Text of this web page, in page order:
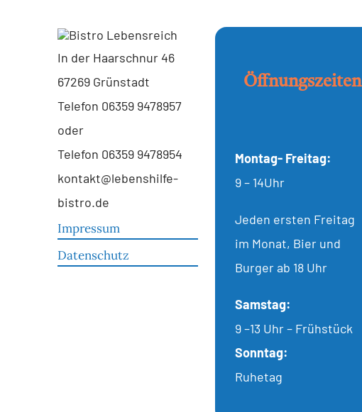
In der Haarschnur 46
67269 Grünstadt
Telefon 06359 9478957
oder
Telefon 06359 9478954
kontakt@lebenshilfe-
bistro.de
Impressum
Datenschutz
Öffnungszeiten
Montag- Freitag:
9 – 14Uhr
Jeden ersten Freitag
im Monat, Bier und
Burger ab 18 Uhr
Samstag:
9 –13 Uhr – Frühstück
Sonntag:
Ruhetag